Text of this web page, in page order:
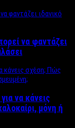
να φαντάζει
να κάνεις
μόνη ή